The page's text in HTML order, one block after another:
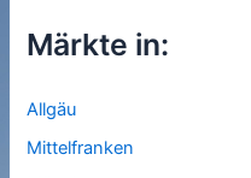
Märkte in:
Allgäu
Mittelfranken